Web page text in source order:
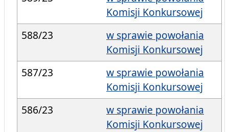
Komisji Konkursowej
588/23
w sprawie powołania
Komisji Konkursowej
587/23
w sprawie powołania
Komisji Konkursowej
586/23
w sprawie powołania
Komisji Konkursowej